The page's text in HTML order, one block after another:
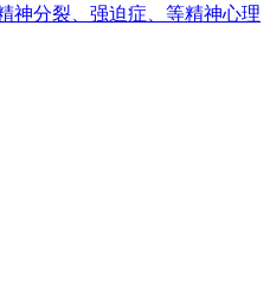
神分裂、强迫症、等精神心理